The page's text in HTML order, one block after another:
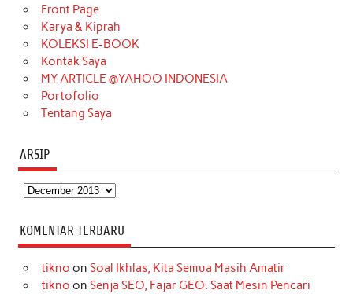
o
k
r
a
m
Front Page
Karya & Kiprah
KOLEKSI E-BOOK
Kontak Saya
MY ARTICLE @YAHOO INDONESIA
Portofolio
Tentang Saya
ARSIP
Arsip
KOMENTAR TERBARU
tikno on Soal Ikhlas, Kita Semua Masih Amatir
tikno on Senja SEO, Fajar GEO: Saat Mesin Pencari